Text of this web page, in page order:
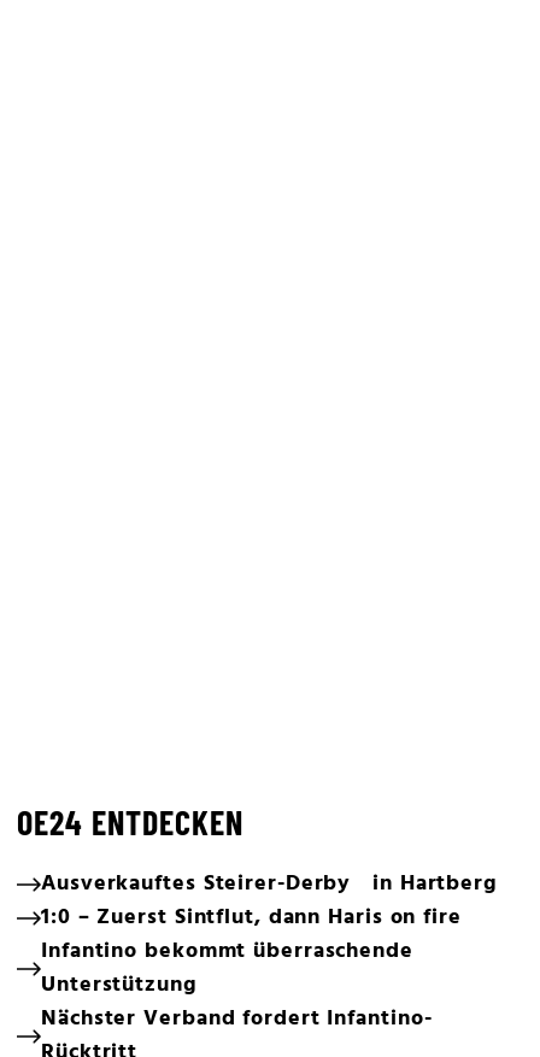
OE24 ENTDECKEN
Ausverkauftes Steirer-Derby in Hartberg
1:0 – Zuerst Sintflut, dann Haris on fire
Infantino bekommt überraschende
Unterstützung
Nächster Verband fordert Infantino-